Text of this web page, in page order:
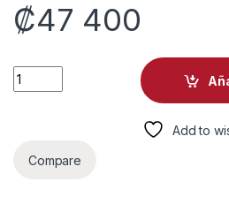
₡47 400
CASE GAMING RGB DEEPCOOL
Add to
Compare